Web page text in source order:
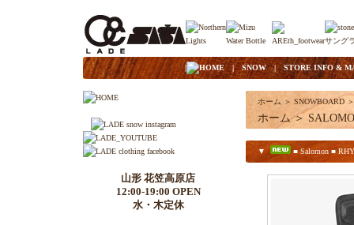
| HOME|SNOW| STORE INFO &
山形 花笠高原店
12:00-19:00 OPEN
水・木定休
ホーム ＞ SNOWBOARD ＞
ホーム ＞
▼ ■ Salomon ■